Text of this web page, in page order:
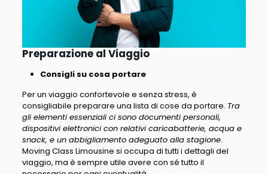
Preparazione al Viaggio
Consigli su cosa portare
Per un viaggio confortevole e senza stress, è
consigliabile preparare una lista di cose da portare. Tra
gli elementi essenziali ci sono documenti personali,
dispositivi elettronici con relativi caricabatterie, acqua e
snack, e un abbigliamento adeguato alla stagione.
Moving Class Limousine si occupa di tutti i dettagli del
viaggio, ma è sempre utile avere con sé tutto il